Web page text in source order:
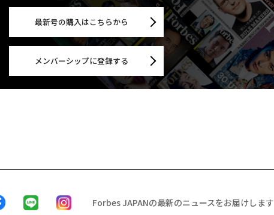
最新号の購入はこちらから
メンバーシップに登録する
Forbes JAPANの最新のニュースをお届けします